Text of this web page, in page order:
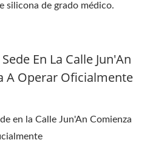
silicona de grado médico.
En La Calle Jun'An
A Operar Oficialmente
en la Calle Jun'An Comienza